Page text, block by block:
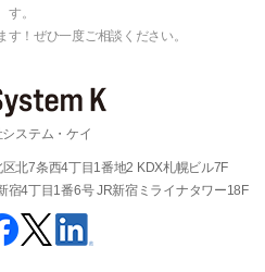
す。
す！ぜひ一度ご相談ください。
ステム・ケイ
北7条西4丁目1番地2 KDX札幌ビル7F
宿4丁目1番6号 JR新宿ミライナタワー18F